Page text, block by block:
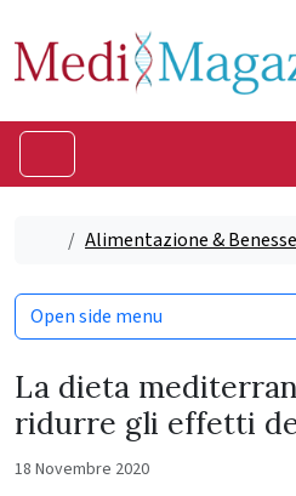
Home
Alimentazione &
La dieta
ridurre gli effetti
18 Novembre 2020
Open side menu